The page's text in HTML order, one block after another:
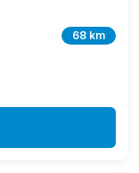
68 km